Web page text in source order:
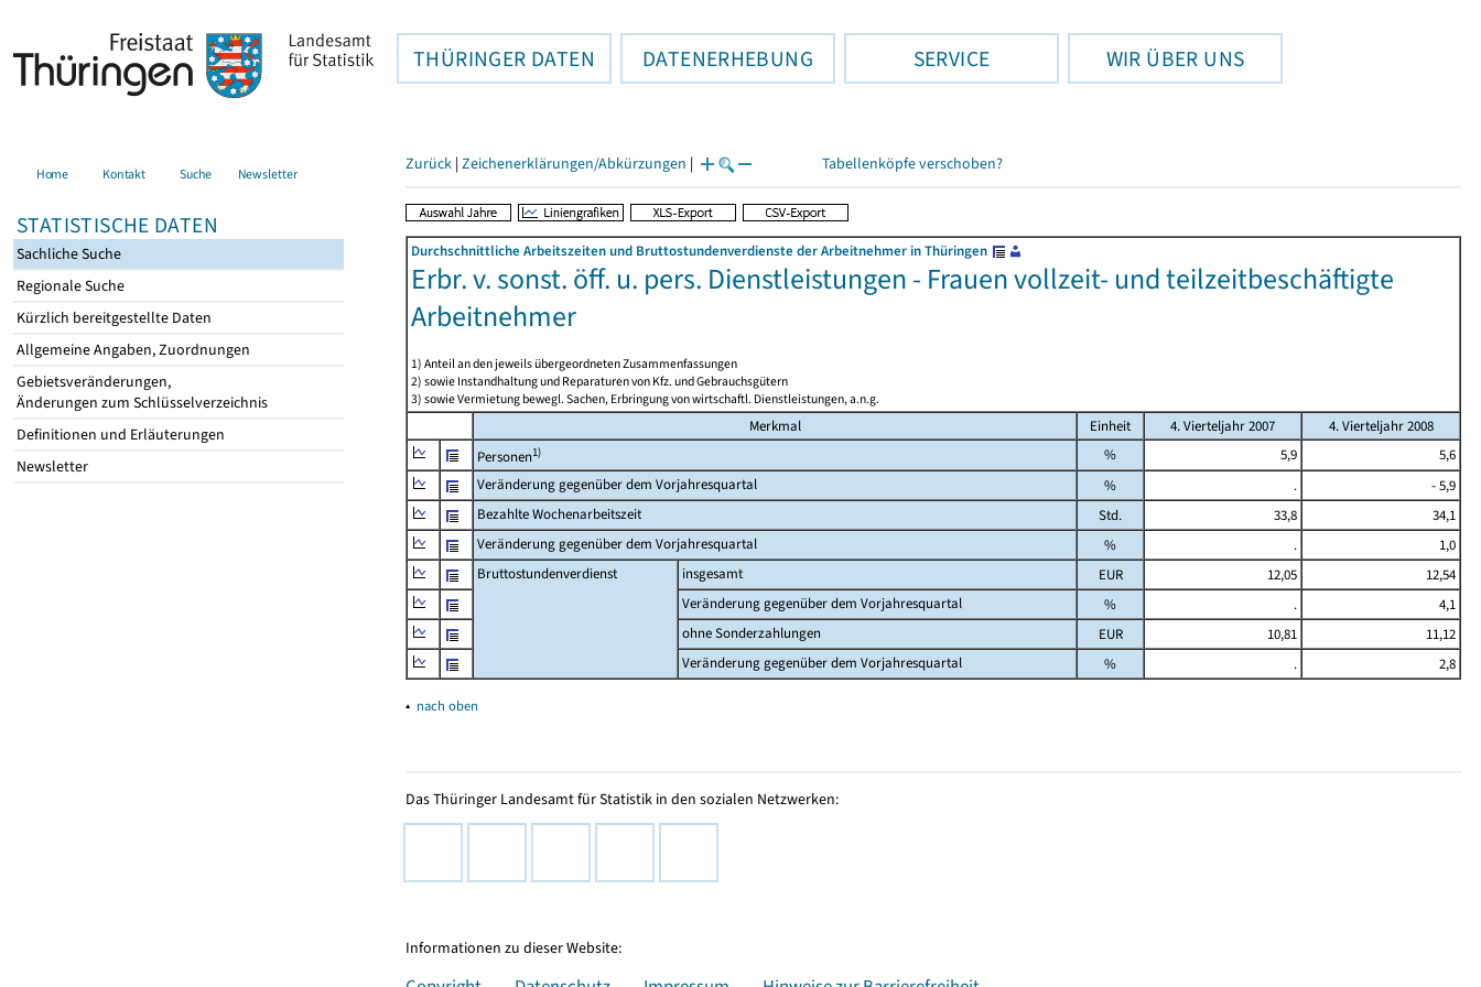
THÜRINGER DATEN DATENERHEBUNG SERVICE WIR ÜBER UNS
Home Kontakt Suche Newsletter
STATISTISCHE DATEN
Sachliche Suche
Regionale Suche
Kürzlich bereitgestellte Daten
Allgemeine Angaben, Zuordnungen
Gebietsveränderungen,
Änderungen zum Schlüsselverzeichnis
Definitionen und Erläuterungen
Newsletter
Zurück | Zeichenerklärungen/Abkürzungen | Tabellenköpfe verschoben?
Durchschnittliche Arbeitszeiten und Bruttostundenverdienste der Arbeitnehmer in Thüringen
Erbr. v. sonst. öff. u. pers. Dienstleistungen - Frauen vollzeit- und teilzeitbeschäftigte
Arbeitnehmer
1) Anteil an den jeweils übergeordneten Zusammenfassungen
2) sowie Instandhaltung und Reparaturen von Kfz. und Gebrauchsgütern
3) sowie Vermietung bewegl. Sachen, Erbringung von wirtschaftl. Dienstleistungen, a.n.g.
Merkmal Einheit 4. Vierteljahr 2007
4. Vierteljahr 2008
Personen1) % 5,9
5,6
Veränderung gegenüber dem Vorjahresquartal
% .
- 5,9
Bezahlte Wochenarbeitszeit
Std. 33,8
34,1
Veränderung gegenüber dem Vorjahresquartal
% .
1,0
Bruttostundenverdienst
insgesamt EUR 12,05
12,54
Veränderung gegenüber dem Vorjahresquartal
% .
4,1
ohne Sonderzahlungen
EUR 10,81
11,12
Veränderung gegenüber dem Vorjahresquartal
% . 2,8
▴ nach oben
Das Thüringer Landesamt für Statistik in den sozialen Netzwerken:
Informationen zu dieser Website: